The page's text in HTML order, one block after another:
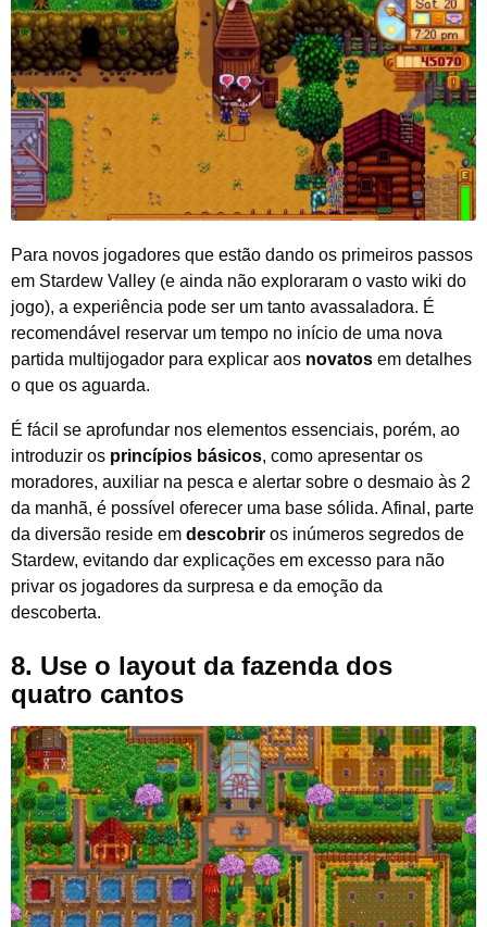
Para novos jogadores que estão dando os primeiros passos
em Stardew Valley (e ainda não exploraram o vasto wiki do
jogo), a experiência pode ser um tanto avassaladora. É
recomendável reservar um tempo no início de uma nova
partida multijogador para explicar aos novatos em detalhes
o que os aguarda.
É fácil se aprofundar nos elementos essenciais, porém, ao
introduzir os princípios básicos, como apresentar os
moradores, auxiliar na pesca e alertar sobre o desmaio às 2
da manhã, é possível oferecer uma base sólida. Afinal, parte
da diversão reside em descobrir os inúmeros segredos de
Stardew, evitando dar explicações em excesso para não
privar os jogadores da surpresa e da emoção da
descoberta.
8. Use o layout da fazenda dos
quatro cantos